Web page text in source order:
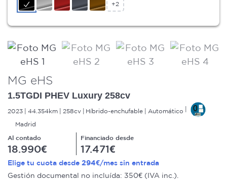
+2
MG eHS
1.5TGDI PHEV Luxury 258cv
2023 44.354km 258cv Híbrido-enchufable
Automático
Madrid
Al contado
18.990€
Financiado desde
17.471€
Elige tu cuota desde 294€/mes sin entrada
Gestión documental no incluída: 350€ (IVA inc.).